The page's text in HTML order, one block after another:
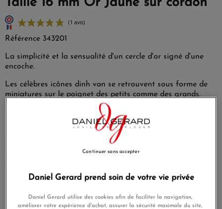
Taille 16 mm Or Jaune sur cordon
(1 avis)
Référence 343201
La simplicité et la sensualité d'un cercle d'or signé d'une
encoche.
Les célèbres icônes dinh van se retrouvent sous forme de
miniatures sur le poignet des petits comme des grands.
Un autre bracelet icône de dinh van en version or jaune
Les créations dinh van sont en or 750/1000 ièmes.
Payez seulement 137,50 € aujourd'hui
Daniel Gerard prend soin de votre vie privée
Daniel Gerard utilise des cookies afin de faciliter la navigation,
améliorer votre expérience d'achat, assurer la sécurité maximale du site,
Continuer sans accepter